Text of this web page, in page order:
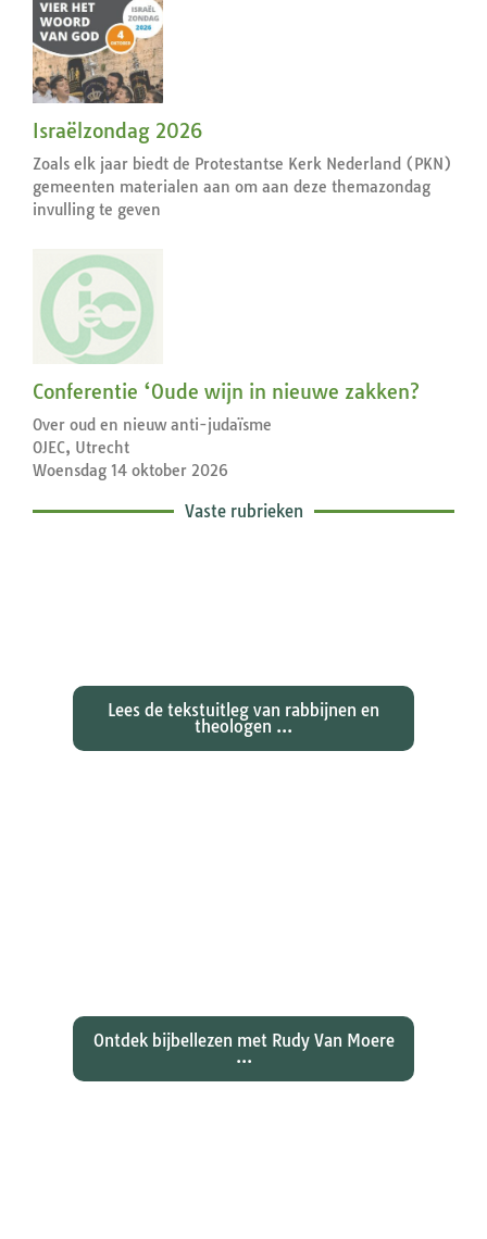
Israëlzondag 2026
Zoals elk jaar biedt de Protestantse Kerk Nederland (PKN)
gemeenten materialen aan om aan deze themazondag
invulling te geven
Conferentie ‘Oude wijn in nieuwe zakken?
Over oud en nieuw anti-judaïsme
OJEC, Utrecht
Woensdag 14 oktober 2026
Vaste rubrieken
Lees de tekstuitleg van rabbijnen en
theologen ...
Ontdek bijbellezen met Rudy Van Moere
...